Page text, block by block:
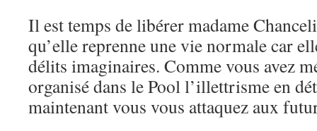
Il est temps de libérer madame
qu’elle reprenne une vie normale car
délits imaginaires. Comme vous avez
organisé dans le Pool l’illettrisme en
maintenant vous vous attaquez aux